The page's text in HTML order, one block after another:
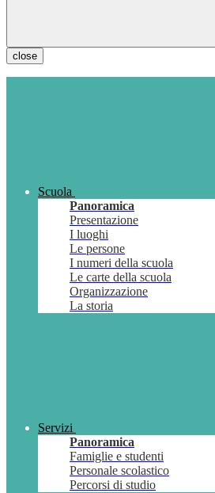
close
Scuola
Panoramica
Presentazione
I luoghi
Le persone
I numeri della scuola
Le carte della scuola
Organizzazione
La storia
Servizi
Panoramica
Famiglie e studenti
Personale scolastico
Percorsi di studio